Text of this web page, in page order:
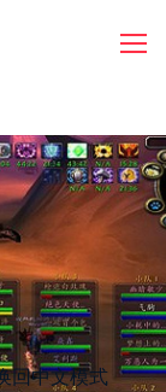
回中文模式